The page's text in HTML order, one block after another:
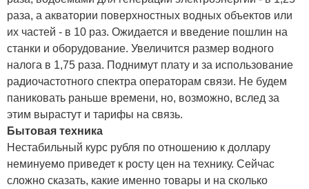
раза, а акватории поверхностных водных объектов или
их частей - в 10 раз. Ожидается и введение пошлин на
станки и оборудование. Увеличится размер водного
налога в 1,75 раза. Поднимут плату и за использование
радиочастотного спектра операторам связи. Не будем
паниковать раньше времени, но, возможно, вслед за
этим вырастут и тарифы на связь.
Бытовая техника
Нестабильный курс рубля по отношению к доллару
неминуемо приведет к росту цен на технику. Сейчас
сложно сказать, какие именно товары и на сколько